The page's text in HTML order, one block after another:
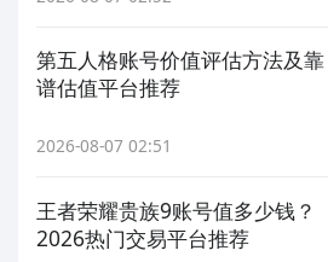
第五人格账号价值评估方法及靠
谱估值平台推荐
2026-08-07 02:51
王者荣耀贵族9账号值多少钱？
2026热门交易平台推荐